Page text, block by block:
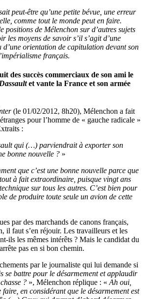
peut-être qu’une petite bévue, une erreur
comme tout le monde peut en faire.
positions de Mélenchon sur d’autres sujets
les moyens de savoir s’il s’agit d’une
d’une orientation de capitulation devant son
français.
des succès commerciaux de son ami le
Dassaultet vante la France et son armée
(le 01/02/2012, 8h20), Mélenchon a fait
pour l’homme de « gauche radicale »
:
qui (…) parviendrait à exporter son
bonne nouvelle ? »
que c’est une bonne nouvelle parce que
à fait extraordinaire, puisque vingt ans
sur tous les autres. C’est bien pour
de produire toute seule un avion de cette
par des marchands de canons français,
il faut s’en réjouir. Les travailleurs et les
ils les mêmes intérêts ? Mais le candidat du
pas en si bon chemin.
par le journaliste qui lui demande si
se battre pour le désarmement et applaudir
? », Mélenchon réplique : « Ah oui,
en considérant que le désarmement est